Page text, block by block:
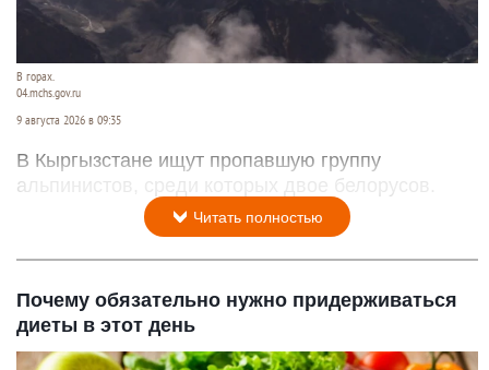
В горах.
04.mchs.gov.ru
9 августа 2026 в 09:35
В Кыргызстане ищут пропавшую группу
альпинистов, среди которых двое белорусов.
Читать полностью
Почему обязательно нужно придерживаться
диеты в этот день